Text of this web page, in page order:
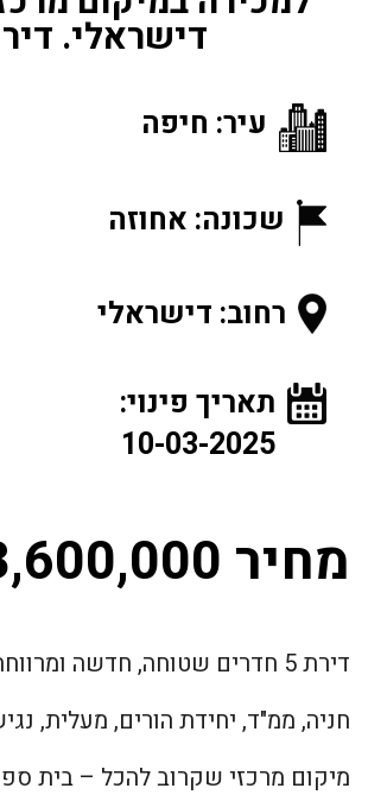
דישראלי. דירת 5 חדרים
עיר: חיפה
שכונה: אחוזה
רחוב: דישראלי
תאריך פינוי:
10-03-2025
מחיר ₪3,600,000
דירת 5 חדרים שטוחה, חדשה ומרווחת כ-127 מ"ר + מרפסת כ-14 מ"ר לנוף ירוק.
חניה, ממ"ד, יחידת הורים, מעלית,
מיקום מרכזי שקרוב להכל – בית